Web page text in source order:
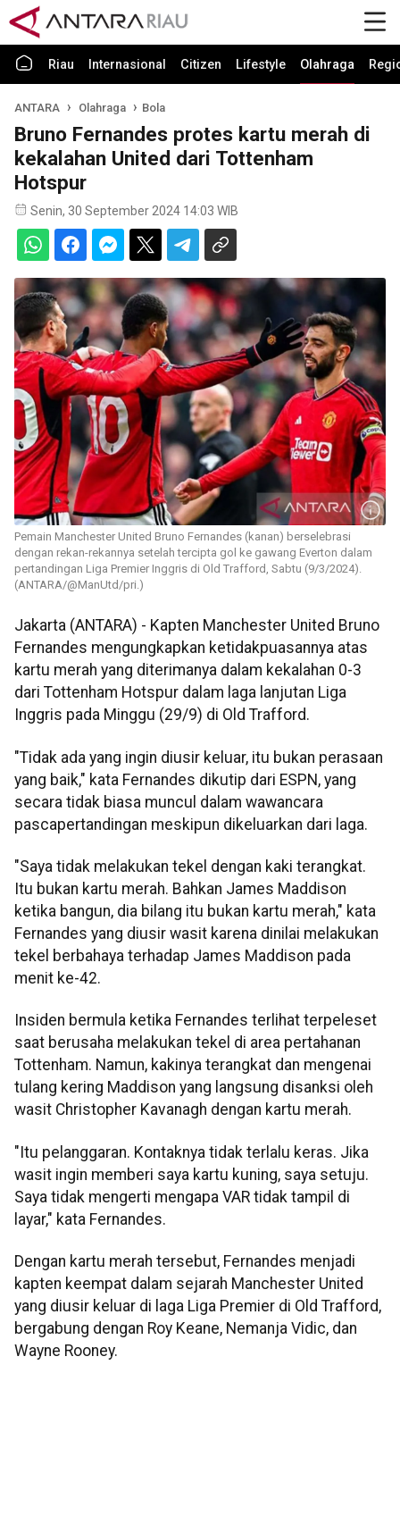
Riau Internasional Citizen Lifestyle Olahraga
ANTARA Olahraga Bola
Bruno Fernandes protes kartu merah di
kekalahan United dari Tottenham
Hotspur
Senin, 30 September 2024 14:03 WIB
Pemain Manchester United Bruno Fernandes (kanan) berselebrasi
dengan rekan-rekannya setelah tercipta gol ke gawang Everton dalam
pertandingan Liga Premier Inggris di Old Trafford, Sabtu (9/3/2024).
(ANTARA/@ManUtd/pri.)
Jakarta (ANTARA) - Kapten Manchester United Bruno
Fernandes mengungkapkan ketidakpuasannya atas
kartu merah yang diterimanya dalam kekalahan 0-3
dari Tottenham Hotspur dalam laga lanjutan Liga
Inggris pada Minggu (29/9) di Old Trafford.
"Tidak ada yang ingin diusir keluar, itu bukan perasaan
yang baik," kata Fernandes dikutip dari ESPN, yang
secara tidak biasa muncul dalam wawancara
pascapertandingan meskipun dikeluarkan dari laga.
"Saya tidak melakukan tekel dengan kaki terangkat.
Itu bukan kartu merah. Bahkan James Maddison
ketika bangun, dia bilang itu bukan kartu merah," kata
Fernandes yang diusir wasit karena dinilai melakukan
tekel berbahaya terhadap James Maddison pada
menit ke-42.
Insiden bermula ketika Fernandes terlihat terpeleset
saat berusaha melakukan tekel di area pertahanan
Tottenham. Namun, kakinya terangkat dan mengenai
tulang kering Maddison yang langsung disanksi oleh
wasit Christopher Kavanagh dengan kartu merah.
"Itu pelanggaran. Kontaknya tidak terlalu keras. Jika
wasit ingin memberi saya kartu kuning, saya setuju.
Saya tidak mengerti mengapa VAR tidak tampil di
layar," kata Fernandes.
Dengan kartu merah tersebut, Fernandes menjadi
kapten keempat dalam sejarah Manchester United
yang diusir keluar di laga Liga Premier di Old Trafford,
bergabung dengan Roy Keane, Nemanja Vidic, dan
Wayne Rooney.